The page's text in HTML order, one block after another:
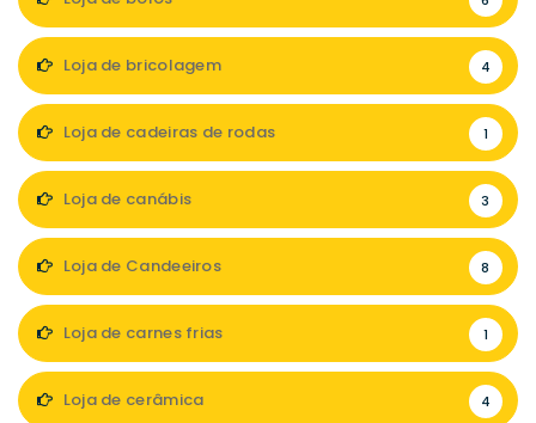
Loja de bricolagem 4
Loja de cadeiras de rodas 1
Loja de canábis 3
Loja de Candeeiros 8
Loja de carnes frias 1
Loja de cerâmica 4